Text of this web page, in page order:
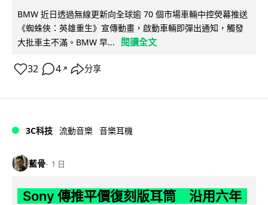
BMW 近日透過無線更新向全球逾 70 個市場車輛中控熒幕推送
《蜘蛛俠：英雄重生》宣傳動畫，啟動車輛即彈出通知，觸發
大批車主不滿。BMW 早...
閱讀全文
32 4 ↗ 分享
3C科技 流動音樂 音樂耳機
藍骨 1 日
Sony 傳推平價復刻版耳筒 沿用六年